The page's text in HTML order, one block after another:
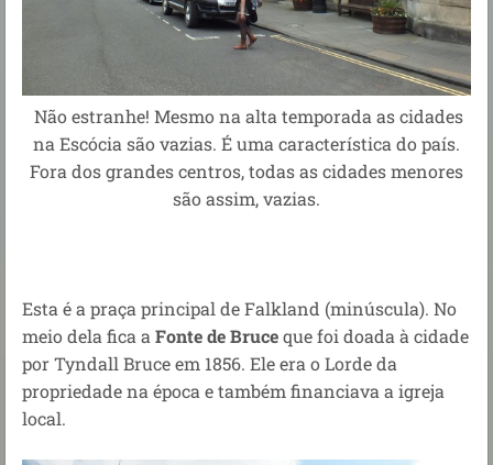
Não estranhe! Mesmo na alta temporada as cidades
na Escócia são vazias. É uma característica do país.
Fora dos grandes centros, todas as cidades menores
são assim, vazias.
Esta é a praça principal de Falkland (minúscula). No
meio dela fica a Fonte de Bruceque foi doada à cidade
por Tyndall Bruce em 1856. Ele era o Lorde da
propriedade na época e também financiava a igreja
local.